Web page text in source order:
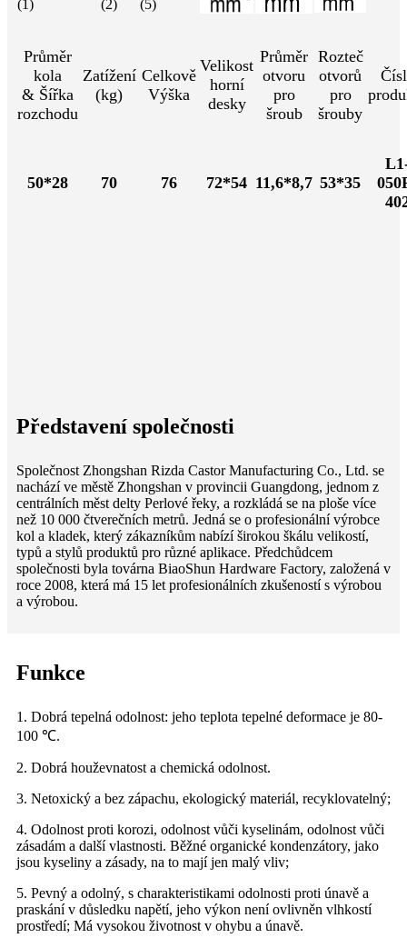
Průměr
kola
& Šířka
rozchodu
Zatížení
(kg)
Celkově
Výška
Velikost
horní
desky
Průměr
otvoru
pro
šroub
Rozteč
otvorů
pro
šrouby
50*28 70 76 72*54 11,6*8,7 53*35
Představení společnosti
Společnost Zhongshan Rizda Castor Manufacturing Co., Ltd. se
nachází ve městě Zhongshan v provincii Guangdong, jednom z
centrálních měst delty Perlové řeky, a rozkládá se na ploše více
než 10 000 čtverečních metrů. Jedná se o profesionální výrobce
kol a kladek, který zákazníkům nabízí širokou škálu velikostí,
typů a stylů produktů pro různé aplikace. Předchůdcem
společnosti byla továrna BiaoShun Hardware Factory, založená v
roce 2008, která má 15 let profesionálních zkušeností s výrobou
a výrobou.
Funkce
1. Dobrá tepelná odolnost: jeho teplota tepelné deformace je 80-
100 ℃.
2. Dobrá houževnatost a chemická odolnost.
3. Netoxický a bez zápachu, ekologický materiál, recyklovatelný;
4. Odolnost proti korozi, odolnost vůči kyselinám, odolnost vůči
zásadám a další vlastnosti. Běžné organické kondenzátory, jako
jsou kyseliny a zásady, na to mají jen malý vliv;
5. Pevný a odolný, s charakteristikami odolnosti proti únavě a
praskání v důsledku napětí, jeho výkon není ovlivněn vlhkostí
prostředí; Má vysokou životnost v ohybu a únavě.